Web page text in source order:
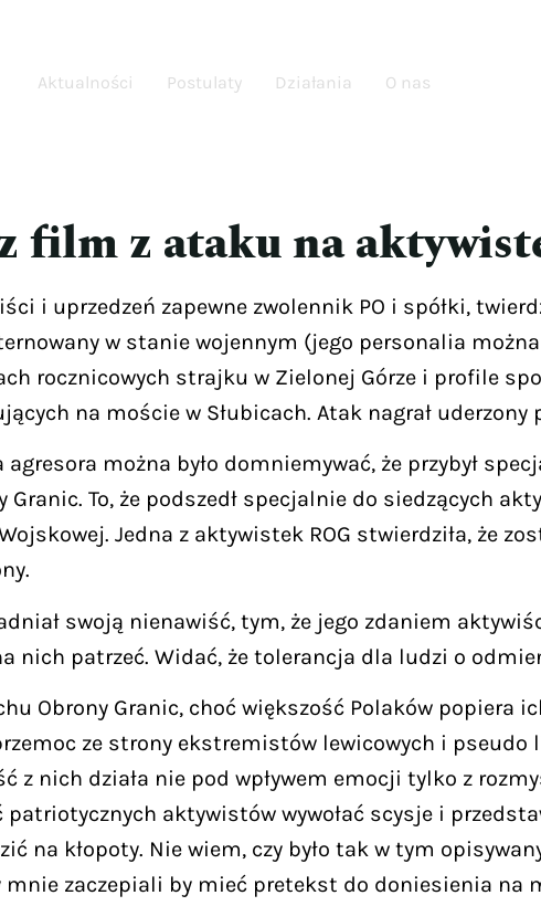
Aktualności Postulaty Działania O nas
film z ataku na
i uprzedzeń zapewne zwolennik PO i spółki,
w stanie wojennym (jego personalia
rocznicowych strajku w Zielonej Górze i profile
na moście w Słubicach. Atak nagrał uderzony
agresora można było domniemywać, że przybył
Granic. To, że podszedł specjalnie do siedzących
Jedna z aktywistek ROG stwierdziła, że
swoją nienawiść, tym, że jego zdaniem
nich patrzeć. Widać, że tolerancja dla ludzi o
Obrony Granic, choć większość Polaków popiera
ze strony ekstremistów lewicowych i
z nich działa nie pod wpływem emocji tylko z
patriotycznych aktywistów wywołać scysje i
na kłopoty. Nie wiem, czy było tak w tym
mnie zaczepiali by mieć pretekst do doniesienia na